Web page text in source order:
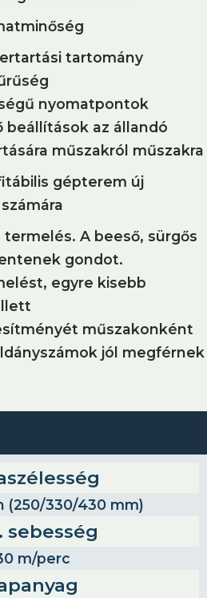
tartomány
nyomatpontok
beállítások az állandó
műszakról műszakra
gépterem új
A beeső, sürgős
gondot.
egyre kisebb
műszakonként
jól megférnek
(250/330/430 mm)
sebesség
m/perc